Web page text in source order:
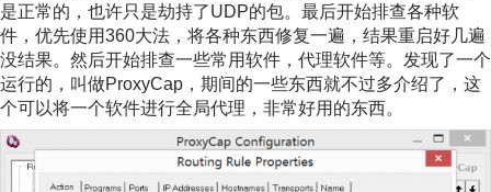
是正常的，也许只是劫持了UDP的包。最后开始排查各种软
件，优先使用360大法，将各种东西修复一遍，结果重启好几遍
没结果。然后开始排查一些常用软件，代理软件等。发现了一个
运行的，叫做ProxyCap，期间的一些东西就不过多介绍了，这
个可以将一个软件进行全局代理，非常好用的东西。